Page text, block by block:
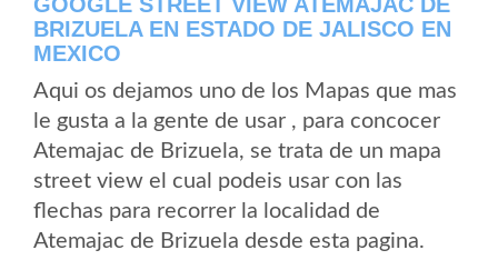
BRIZUELA EN ESTADO DE JALISCO EN
MEXICO
Aqui os dejamos uno de los Mapas que mas
le gusta a la gente de usar , para concocer
Atemajac de Brizuela, se trata de un mapa
street view el cual podeis usar con las
flechas para recorrer la localidad de
Atemajac de Brizuela desde esta pagina.